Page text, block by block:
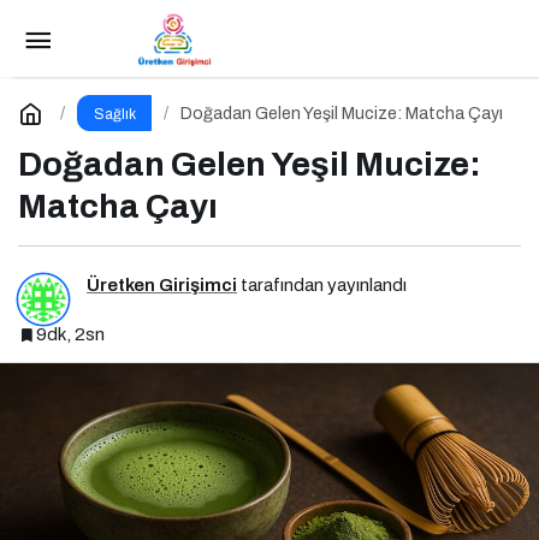
Sağlık Doğadan Gelen Yeşil Mucize: Matcha Çayı
Doğadan Gelen Yeşil Mucize:
Matcha Çayı
Üretken Girişimci tarafından yayınlandı
9dk, 2sn
Vücut Algı Bozukluğu ve Özgüven Eksikliğinin
Görünmeyen Kökleri
Yorum Yap